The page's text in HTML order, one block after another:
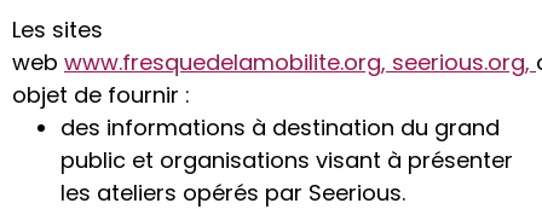
Les sites
web www.fresquedelamobilite.org, seerious.org,
objet de fournir :
des informations à destination du grand
public et organisations visant à présenter
les ateliers opérés par Seerious.